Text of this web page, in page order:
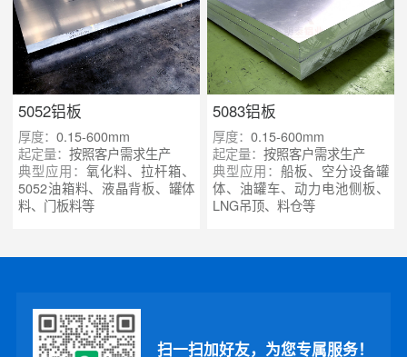
5052铝板
厚度：0.15-600mm
起定量：按照客户需求生产
典型应用：氧化料、拉杆箱、
5052油箱料、液晶背板、罐体
料、门板料等
5083铝板
厚度： 0.15-600mm
起定量： 按照客户需求生产
典型应用： 船板、空分设备罐
体、油罐车、动力电池侧板、
LNG吊顶、料仓等
扫一扫加好友，为您专属服务！